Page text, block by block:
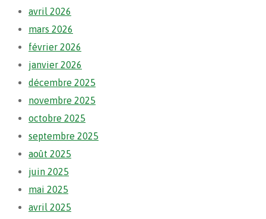
avril 2026
mars 2026
février 2026
janvier 2026
décembre 2025
novembre 2025
octobre 2025
septembre 2025
août 2025
juin 2025
mai 2025
avril 2025